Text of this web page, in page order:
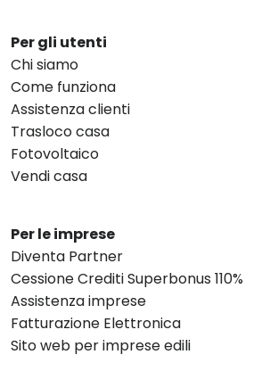
Per gli utenti
Chi siamo
Come funziona
Assistenza clienti
Trasloco casa
Fotovoltaico
Vendi casa
Per le imprese
Diventa Partner
Cessione Crediti Superbonus 110%
Assistenza imprese
Fatturazione Elettronica
Sito web per imprese edili